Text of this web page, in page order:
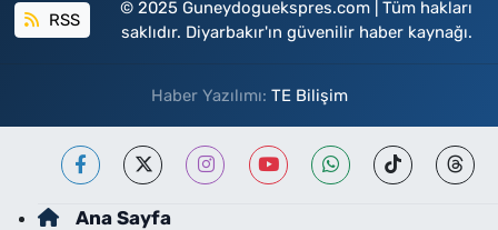
RSS
© 2025 Guneydoguekspres.com | Tüm hakları
saklıdır. Diyarbakır'ın güvenilir haber kaynağı.
Haber Yazılımı: TE Bilişim
Ana Sayfa